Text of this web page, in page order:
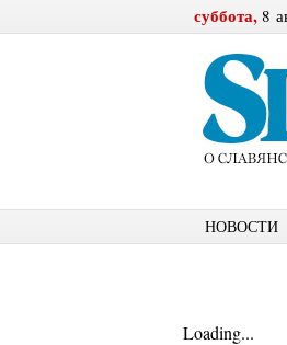
суббота, 8
НОВОСТИ
Loading...